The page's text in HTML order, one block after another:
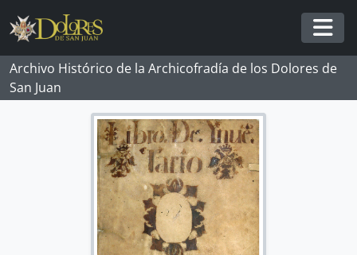
Skip to main content
Archivo Histórico de la Archicofradía de los Dolores de
San Juan